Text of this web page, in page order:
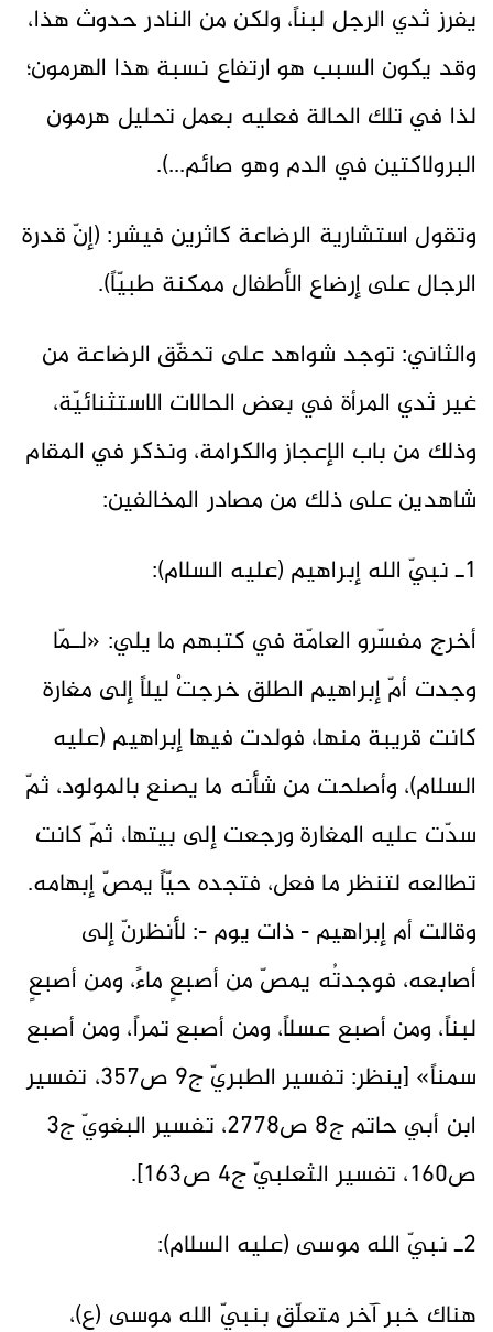
يفرز ثدي الرجل لبناً، ولكن من النادر حدوث هذا،
وقد يكون السبب هو ارتفاع نسبة هذا الهرمون؛
لذا في تلك الحالة فعليه بعمل تحليل هرمون
البرولاكتين في الدم وهو صائم...).
وتقول استشارية الرضاعة كاثرين فيشر: (إنّ قدرة
الرجال على إرضاع الأطفال ممكنة طبيّاً).
والثاني: توجد شواهد على تحقّق الرضاعة من
غير ثدي المرأة في بعض الحالات الاستثنائيّة،
وذلك من باب الإعجاز والكرامة، ونذكر في المقام
شاهدين على ذلك من مصادر المخالفين:
1ـ نبيّ الله إبراهيم (عليه السلام):
أخرج مفسّرو العامّة في كتبهم ما يلي: «لـمّا
وجدت أمّ إبراهيم الطلق خرجتْ ليلاً إلى مغارة
كانت قريبة منها، فولدت فيها إبراهيم (عليه
السلام)، وأصلحت من شأنه ما يصنع بالمولود، ثمّ
سدّت عليه المغارة ورجعت إلى بيتها، ثمّ كانت
تطالعه لتنظر ما فعل، فتجده حيّاً يمصّ إبهامه.
وقالت أم إبراهيم - ذات يوم -: لأنظرنّ إلى
أصابعه، فوجدتُه يمصّ من أصبعٍ ماءً، ومن أصبعٍ
لبناً، ومن أصبع عسلاً، ومن أصبع تمراً، ومن أصبع
سمناً» [ينظر: تفسير الطبريّ ج9 ص357، تفسير
ابن أبي حاتم ج8 ص2778، تفسير البغويّ ج3
ص160، تفسير الثعلبيّ ج4 ص163].
2ـ نبيّ الله موسى (عليه السلام):
هناك خبر آخر متعلّق بنبيّ الله موسى (ع)،